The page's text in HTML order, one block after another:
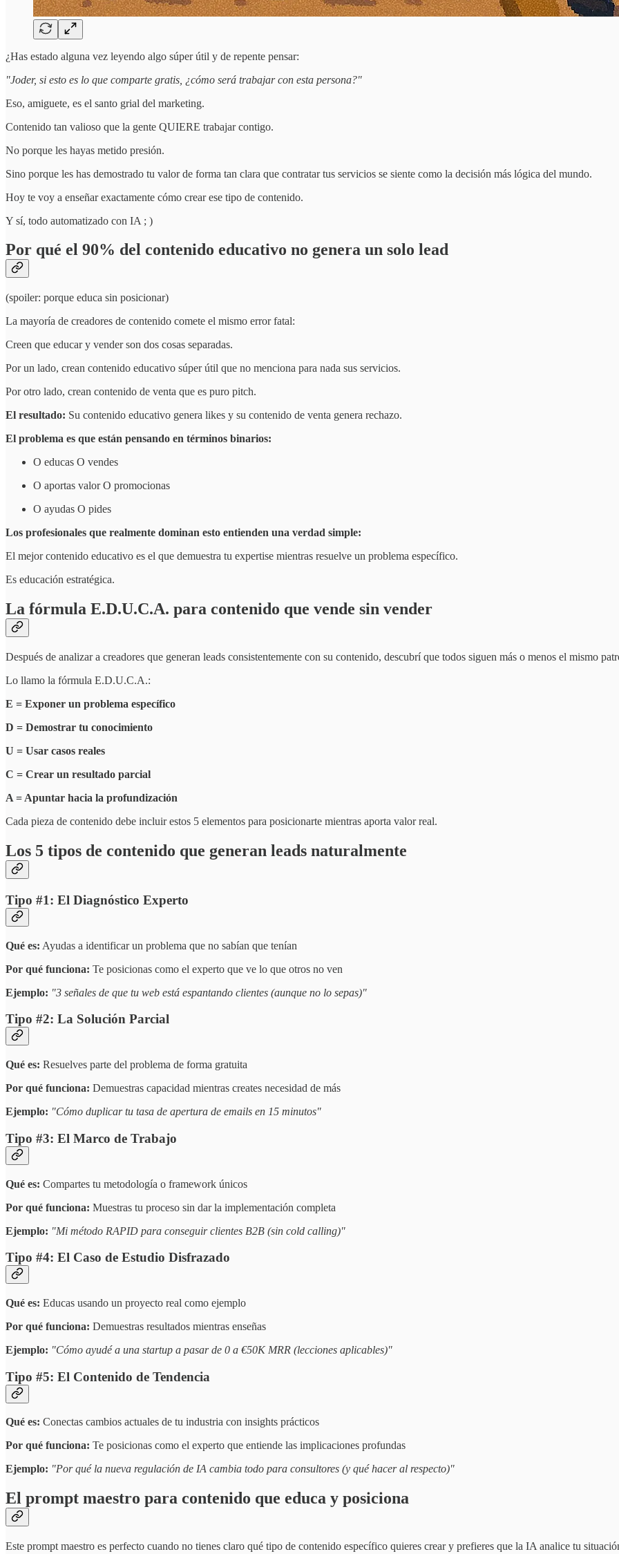
¿Has estado alguna vez leyendo algo súper útil y de repente pensar:
"Joder, si esto es lo que comparte gratis, ¿cómo será trabajar con esta persona?"
Eso, amiguete, es el santo grial del marketing.
Contenido tan valioso que la gente QUIERE trabajar contigo.
No porque les hayas metido presión.
Sino porque les has demostrado tu valor de forma tan clara que contratar tus servicios se siente como la decisión más lógica del mundo.
Hoy te voy a enseñar exactamente cómo crear ese tipo de contenido.
Y sí, todo automatizado con IA ; )
Por qué el 90% del contenido educativo no genera un solo lead
(spoiler: porque educa sin posicionar)
La mayoría de creadores de contenido comete el mismo error fatal:
Creen que educar y vender son dos cosas separadas.
Por un lado, crean contenido educativo súper útil que no menciona para nada sus servicios.
Por otro lado, crean contenido de venta que es puro pitch.
El resultado: Su contenido educativo genera likes y su contenido de venta genera rechazo.
El problema es que están pensando en términos binarios:
O educas O vendes
O aportas valor O promocionas
O ayudas O pides
Los profesionales que realmente dominan esto entienden una verdad simple:
El mejor contenido educativo es el que demuestra tu expertise mientras resuelve un problema específico.
Es educación estratégica.
La fórmula E.D.U.C.A. para contenido que vende sin vender
Después de analizar a creadores que generan leads consistentemente con su contenido, descubrí que todos siguen más o menos el mismo
Lo llamo la fórmula E.D.U.C.A.:
E = Exponer un problema específico
D = Demostrar tu conocimiento
U = Usar casos reales
C = Crear un resultado parcial
A = Apuntar hacia la profundización
Cada pieza de contenido debe incluir estos 5 elementos para posicionarte mientras aporta valor real.
Los 5 tipos de contenido que generan leads naturalmente
Tipo #1: El Diagnóstico Experto
Qué es: Ayudas a identificar un problema que no sabían que tenían
Por qué funciona: Te posicionas como el experto que ve lo que otros no ven
Ejemplo: "3 señales de que tu web está espantando clientes (aunque no lo sepas)"
Tipo #2: La Solución Parcial
Qué es: Resuelves parte del problema de forma gratuita
Por qué funciona: Demuestras capacidad mientras creates necesidad de más
Ejemplo: "Cómo duplicar tu tasa de apertura de emails en 15 minutos"
Tipo #3: El Marco de Trabajo
Qué es: Compartes tu metodología o framework únicos
Por qué funciona: Muestras tu proceso sin dar la implementación completa
Ejemplo: "Mi método RAPID para conseguir clientes B2B (sin cold calling)"
Tipo #4: El Caso de Estudio Disfrazado
Qué es: Educas usando un proyecto real como ejemplo
Por qué funciona: Demuestras resultados mientras enseñas
Ejemplo: "Cómo ayudé a una startup a pasar de 0 a €50K MRR (lecciones aplicables)"
Tipo #5: El Contenido de Tendencia
Qué es: Conectas cambios actuales de tu industria con insights prácticos
Por qué funciona: Te posicionas como el experto que entiende las implicaciones profundas
Ejemplo: "Por qué la nueva regulación de IA cambia todo para consultores (y qué hacer al respecto)"
El prompt maestro para contenido que educa y posiciona
Este prompt maestro es perfecto cuando no tienes claro qué tipo de contenido específico quieres crear y prefieres que la IA analice tu